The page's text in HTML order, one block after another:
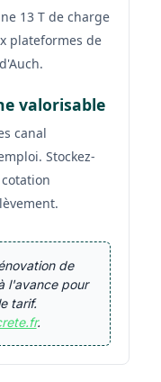
13 T de charge
plateformes de
valorisable
canal
Stockez-
de
l'avance pour
tarif.
.